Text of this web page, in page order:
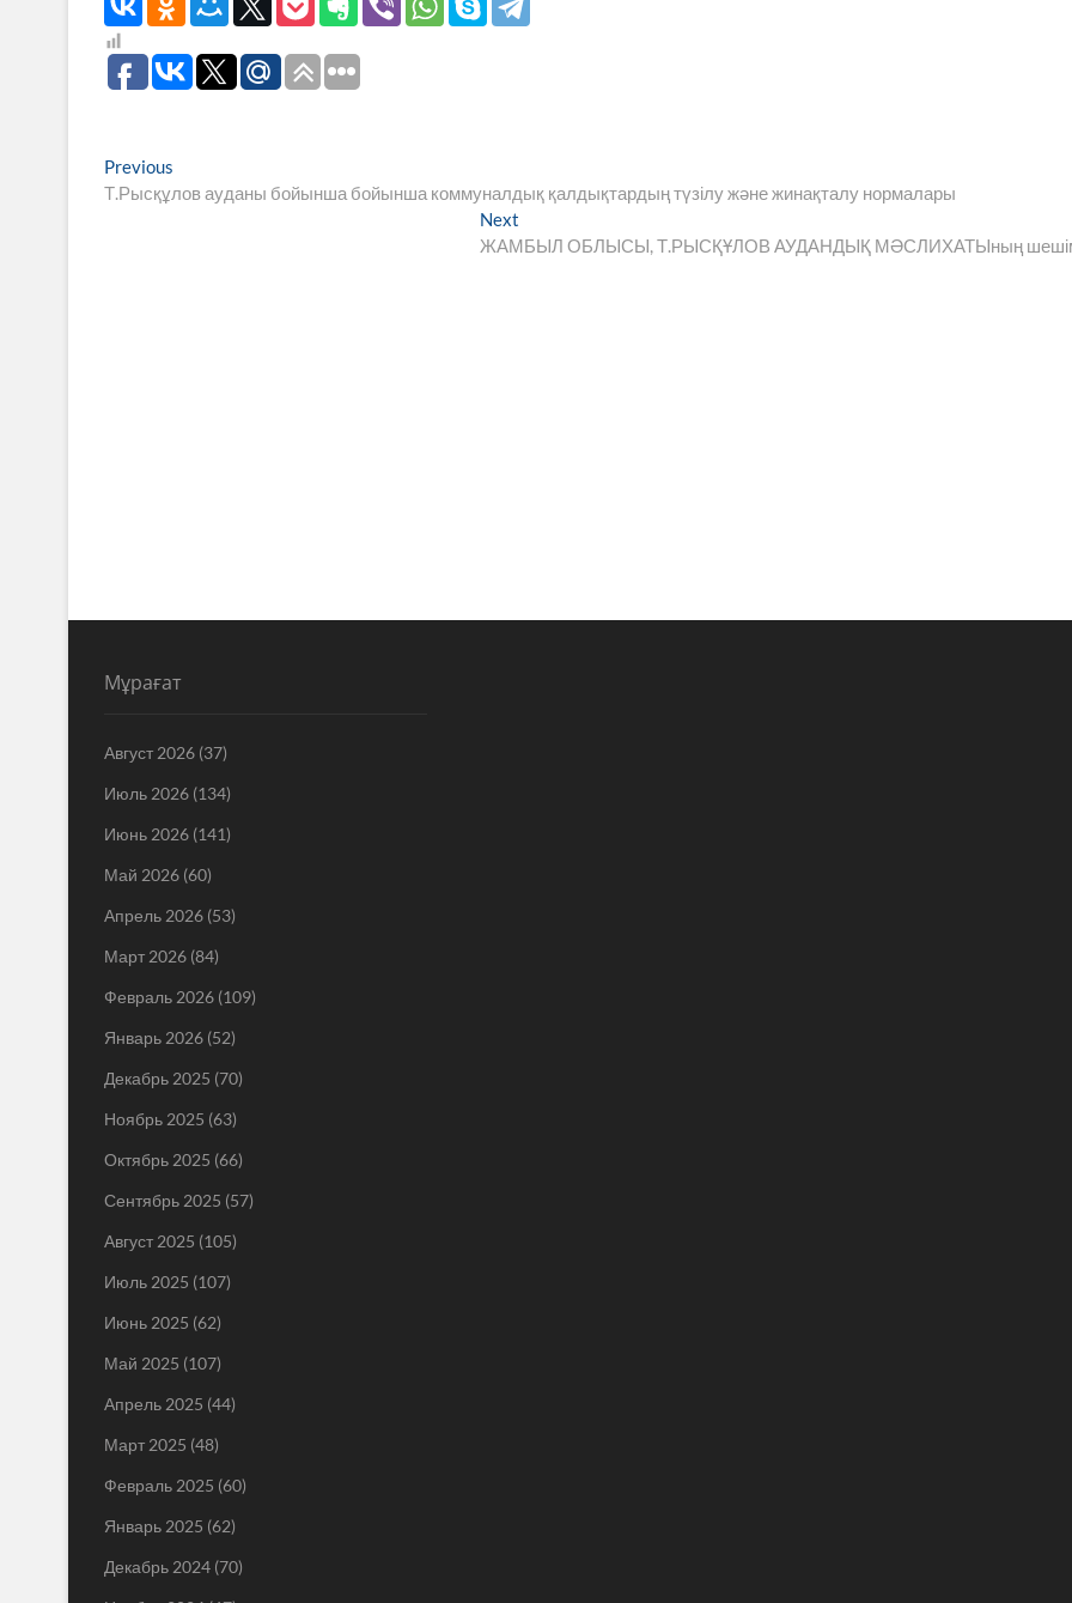
Навигация
по
Previous
post:
Т.Рысқұлов ауданы бойынша бойынша коммуналдық қалдықтардың түзілу және жинақталу нормалары
Next
post:
ЖАМБЫЛ ОБЛЫСЫ, Т.РЫСҚҰЛОВ АУДАНДЫҚ МӘСЛИХАТЫның
Мұрағат
Август 2026 (37)
Июль 2026 (134)
Июнь 2026 (141)
Май 2026 (60)
Апрель 2026 (53)
Март 2026 (84)
Февраль 2026 (109)
Январь 2026 (52)
Декабрь 2025 (70)
Ноябрь 2025 (63)
Октябрь 2025 (66)
Сентябрь 2025 (57)
Август 2025 (105)
Июль 2025 (107)
Июнь 2025 (62)
Май 2025 (107)
Апрель 2025 (44)
Март 2025 (48)
Февраль 2025 (60)
Январь 2025 (62)
Декабрь 2024 (70)